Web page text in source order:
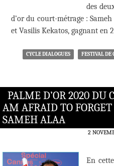
des
d’or du court-métrage :
et Vasilis Kekatos, gagnant en
CYCLE DIALOGUES FESTIVAL DE
PALME D’OR 2020 DU
AM AFRAID TO FORGET
SAMEH ALAA
2
En